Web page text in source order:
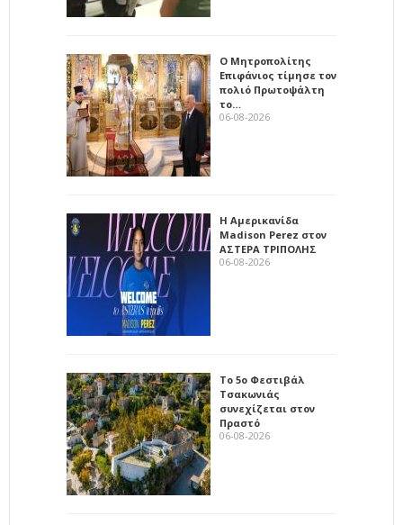
Ο Μητροπολίτης
Επιφάνιος τίμησε τον
πολιό Πρωτοψάλτη
το…
06-08-2026
Η Αμερικανίδα
Madison Perez στον
ΑΣΤΕΡΑ ΤΡΙΠΟΛΗΣ
06-08-2026
Το 5ο Φεστιβάλ
Τσακωνιάς
συνεχίζεται στον
Πραστό
06-08-2026